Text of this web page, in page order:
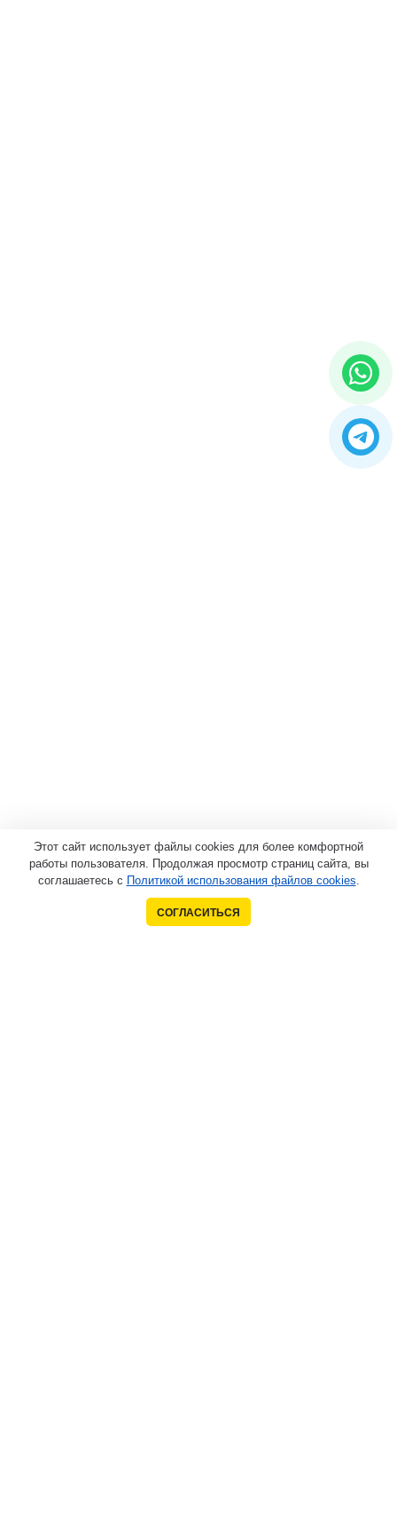
Этот сайт использует файлы cookies для более комфортной
работы пользователя. Продолжая просмотр страниц сайта, вы
соглашаетесь с Политикой использования файлов cookies.
СОГЛАСИТЬСЯ